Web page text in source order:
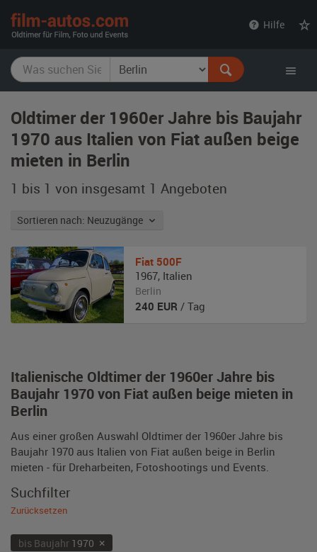
Hilfe
Oldtimer der 1960er Jahre bis Baujahr
1970 aus Italien von Fiat außen beige
mieten in Berlin
1 bis 1 von insgesamt 1 Angeboten
Sortieren nach: Neuzugänge
Italienische Oldtimer der 1960er Jahre bis
Baujahr 1970 von Fiat außen beige mieten in
Berlin
Aus einer großen Auswahl Oldtimer der 1960er Jahre bis
Baujahr 1970 aus Italien von Fiat außen beige in Berlin
mieten - für Dreharbeiten, Fotoshootings und Events.
Fiat 500F
1967, Italien
Berlin
240 EUR / Tag
Suchfilter
Zurücksetzen
bis Baujahr1970 ×